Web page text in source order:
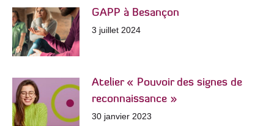
GAPP à Besançon
3 juillet 2024
Atelier « Pouvoir des signes de
reconnaissance »
30 janvier 2023